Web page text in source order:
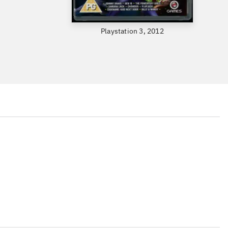
Playstation 3, 2012